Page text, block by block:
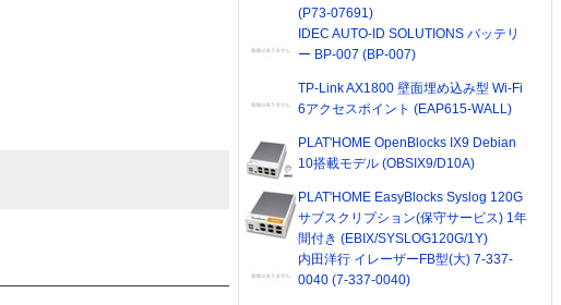
(P73-07691)
IDEC AUTO-ID SOLUTIONS バッテリ
ー BP-007 (BP-007)
TP-Link AX1800 壁面埋め込み型 Wi-Fi
6アクセスポイント (EAP615-WALL)
PLAT'HOME OpenBlocks IX9 Debian
10搭載モデル (OBSIX9/D10A)
PLAT'HOME EasyBlocks Syslog 120G
サブスクリプション(保守サービス) 1年
間付き (EBIX/SYSLOG120G/1Y)
内田洋行 イレーザーFB型(大) 7-337-
0040 (7-337-0040)